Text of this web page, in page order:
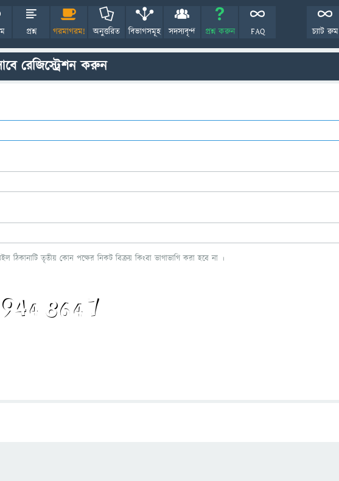
প্রশ্ন গরমাগরম! অনুত্তরিত বিভাগসমূহ সদস্যবৃন্দ প্রশ্ন করুন FAQ চ্যাট রুম
রেজিস্ট্রেশন করুন
ঠিকানাটি তৃতীয় কোন পক্ষের নিকট বিক্রয় কিংবা ভাগাভাগি করা হবে না ।